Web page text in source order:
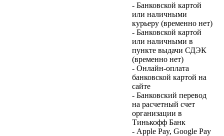
- Банковской картой
или наличными
курьеру (временно нет)
- Банковской картой
или наличными в
пункте выдачи СДЭК
(временно нет)
- Онлайн-оплата
банковской картой на
сайте
- Банковский перевод
на расчетный счет
организации в
Тинькофф Банк
- Apple Pay, Google Pay